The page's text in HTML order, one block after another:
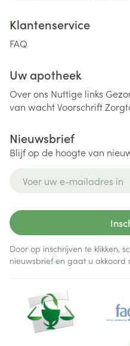
Klantenservice
FAQ
Uw apotheek
Over ons Nuttige links
van wachtVoorschrift
Nieuwsbrief
Blijf op de hoogte van
Door op inschrijven te klikken,
nieuwsbrief en gaat u akkoord